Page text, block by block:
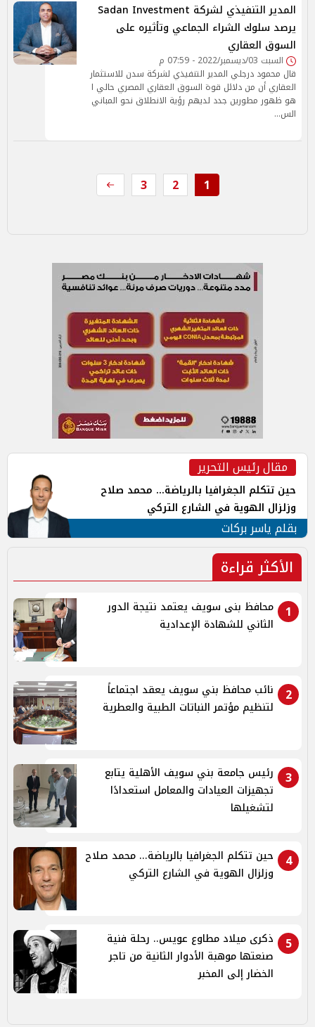
المدير التنفيذي لشركة Sadan Investment
يرصد سلوك الشراء الجماعي وتأثيره على
السوق العقاري
السبت 03/ديسمبر/2022 - 07:59 م
قال محمود درجلي المدير التنفيذي لشركة سدن للاستثمار
العقاري أن من دلائل قوة السوق العقاري المصري حالي ا
هو ظهور مطورين جدد لديهم رؤية الانطلاق نحو المباني
الس…
1
2
3
مقال رئيس التحرير
حين تتكلم الجغرافيا بالرياضة... محمد صلاح
وزلزال الهوية في الشارع التركي
بقلم ياسر بركات
الأكثر قراءة
1
محافظ بنى سويف يعتمد نتيجة الدور
الثاني للشهادة الإعدادية
2
نائب محافظ بني سويف يعقد اجتماعاً
لتنظيم مؤتمر النباتات الطبية والعطرية
3
رئيس جامعة بني سويف الأهلية يتابع
تجهيزات العيادات والمعامل استعدادًا
لتشغيلها
4
حين تتكلم الجغرافيا بالرياضة... محمد صلاح
وزلزال الهوية في الشارع التركي
5
ذكرى ميلاد مطاوع عويس.. رحلة فنية
صنعتها موهبة الأدوار الثانية من تاجر
الخضار إلى المخبر